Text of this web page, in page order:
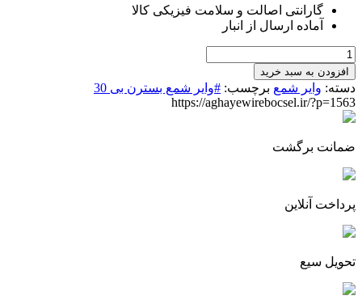
1,350,000 تومان
بود.
گارانتی اصالت و سلامت فیزیکی کالا
آماده ارسال از انبار
وایرشمع
بسترن
بی
30
عدد
افزودن به سبد خرید
دسته: وایر شمع برچسب: #وایر شمع بسترن بی 30
https://aghayewirebocsel.ir/?p=1563
ضمانت برگشت
پرداخت آنلاین
تحویل سیع